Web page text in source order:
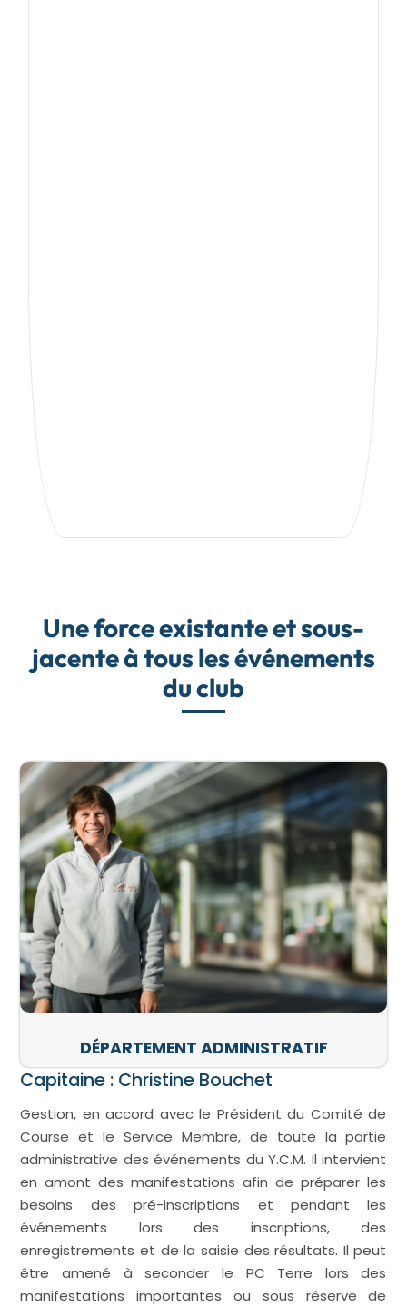
Une force existante et sous-
jacente à tous les événements
du club
DÉPARTEMENT ADMINISTRATIF
Capitaine : Christine Bouchet
Gestion, en accord avec le Président du Comité de
Course et le Service Membre, de toute la partie
administrative des événements du Y.C.M. Il intervient
en amont des manifestations afin de préparer les
besoins des pré-inscriptions et pendant les
événements lors des inscriptions, des
enregistrements et de la saisie des résultats. Il peut
être amené à seconder le PC Terre lors des
manifestations importantes ou sous réserve de